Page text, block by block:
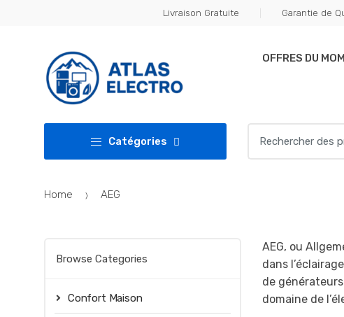
Livraison Gratuite Garantie de
OFFRES DU
Catégories
for:
Home AEG
AEG, ou
dans
de
domaine de
Browse Categories
Confort Maison